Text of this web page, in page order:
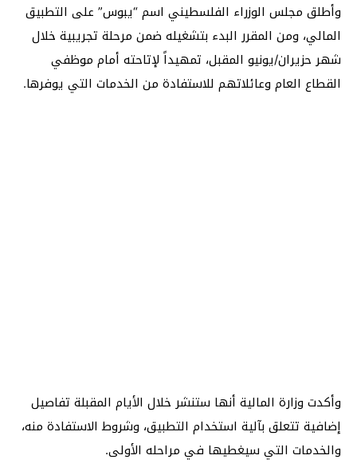
وأطلق مجلس الوزراء الفلسطيني اسم “يبوس” على التطبيق
المالي، ومن المقرر البدء بتشغيله ضمن مرحلة تجريبية خلال
شهر حزيران/يونيو المقبل، تمهيداً لإتاحته أمام موظفي
القطاع العام وعائلاتهم للاستفادة من الخدمات التي يوفرها.
وأكدت وزارة المالية أنها ستنشر خلال الأيام المقبلة تفاصيل
إضافية تتعلق بآلية استخدام التطبيق، وشروط الاستفادة منه،
والخدمات التي سيغطيها في مراحله الأولى.